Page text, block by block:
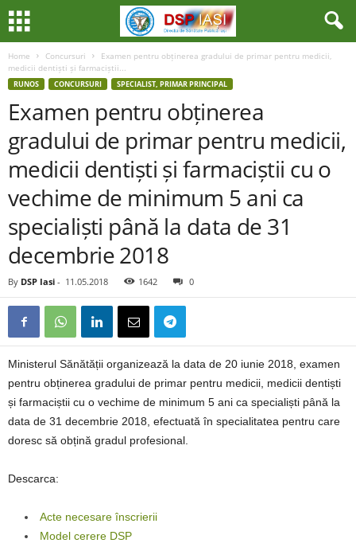
Home Concursuri
Examen pentru obținerea gradului de primar pentru medicii,
medicii dentiști și farmaciștii...
RUNOS CONCURSURI SPECIALIST, PRIMAR PRINCIPAL
Examen pentru obținerea
gradului de primar pentru medicii,
medicii dentiști și farmaciștii cu o
vechime de minimum 5 ani ca
specialiști până la data de 31
decembrie 2018
By DSP Iasi - 11.05.2018 1642 0
Ministerul Sănătății organizează la data de 20 iunie 2018, examen
pentru obținerea gradului de primar pentru medicii, medicii dentiști
și farmaciștii cu o vechime de minimum 5 ani ca specialiști până la
data de 31 decembrie 2018, efectuată în specialitatea pentru care
doresc să obțină gradul profesional.
Descarca:
Acte necesare înscrierii
Model cerere DSP